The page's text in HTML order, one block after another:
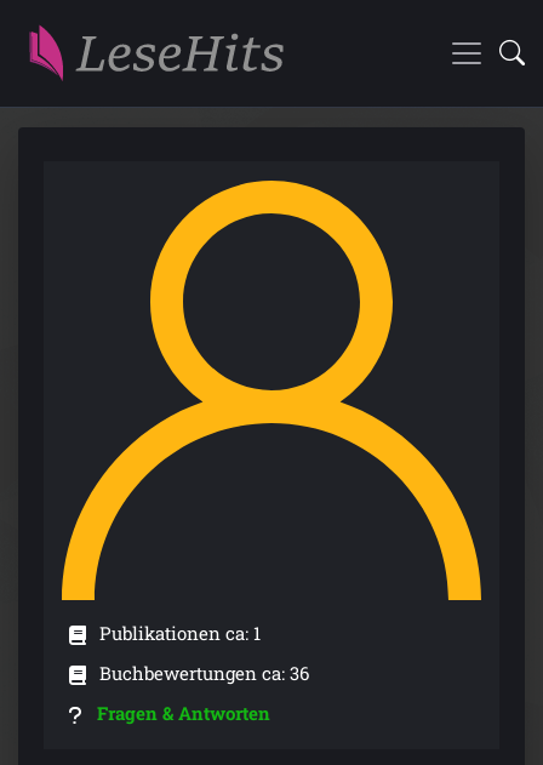
Publikationen ca: 1
Buchbewertungen ca: 36
Fragen & Antworten